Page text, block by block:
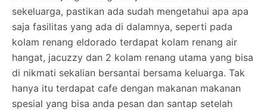
sekeluarga, pastikan ada sudah mengetahui apa apa
saja fasilitas yang ada di dalamnya, seperti pada
kolam renang eldorado terdapat kolam renang air
hangat, jacuzzy dan 2 kolam renang utama yang bisa
di nikmati sekalian bersantai bersama keluarga. Tak
hanya itu terdapat cafe dengan makanan makanan
spesial yang bisa anda pesan dan santap setelah